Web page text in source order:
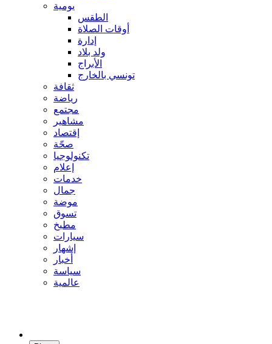
يومية
الطقس
أوقات الصلاة
إدارة
ولد بلاد
الأبراج
تونسي بالخارج
ثقافة
رياضة
مجتمع
مشاهير
إقتصاد
صحّة
تكنولوجيا
إعلام
خدمات
جمال
موضة
تسوق
مطبخ
سيارات
إشهار
أخبار
سياسة
عالمية